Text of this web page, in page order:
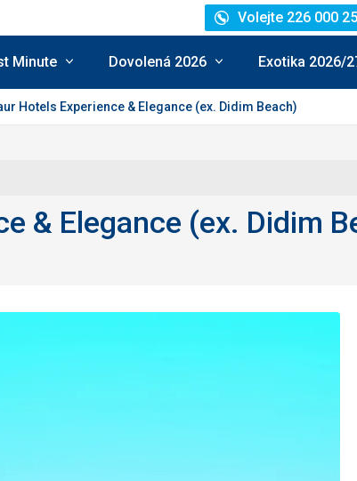
Volejte 226 000
Minute Dovolená 2026 Exotika 2026/
Hotels Experience & Elegance (ex. Didim Beach)
& Elegance (ex. Didim